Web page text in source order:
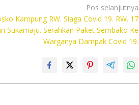
Pos selanjutnya
Kampung RW. Siaga Covid 19. RW. 17
Sukamaju. Serahkan Paket Sembako Ke
Warganya Dampak Covid 19.